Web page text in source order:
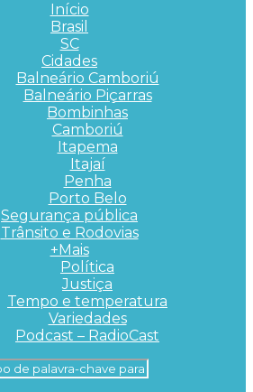
Início
Brasil
SC
Cidades
Balneário Camboriú
Balneário Piçarras
Bombinhas
Camboriú
Itapema
Itajaí
Penha
Porto Belo
Segurança pública
Trânsito e Rodovias
+Mais
Política
Justiça
Tempo e temperatura
Variedades
Podcast – RadioCast